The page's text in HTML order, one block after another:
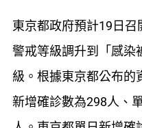
東京都政府預計19日
警戒等級調升到「感染
級。根據東京都公布的
新增確診數為298人、